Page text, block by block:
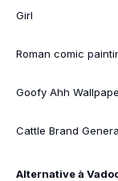
Girl
Roman comic
Goofy Ahh
Cattle Brand
Alternative à